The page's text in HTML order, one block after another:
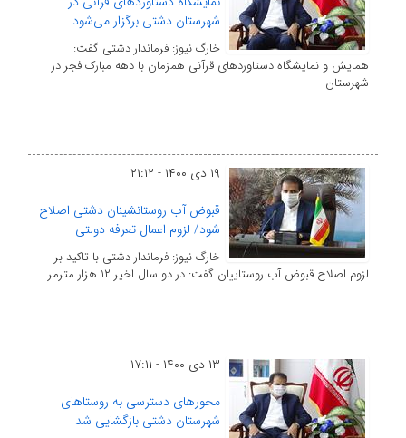
شهرستان دشتی برگزار می‌شود
خارگ نیوز: فرماندار دشتی گفت:
همایش و نمایشگاه دستاوردهای قرآنی همزمان با دهه مبارک فجر در
شهرستان
۱۹ دی ۱۴۰۰ - ۲۱:۱۲
قبوض آب روستانشینان دشتی اصلاح
شود/ لزوم اعمال تعرفه دولتی
خارگ نیوز: فرماندار دشتی با تاکید بر
لزوم اصلاح قبوض آب روستاییان گفت: در دو سال اخیر ۱۲ هزار مترمر
۱۳ دی ۱۴۰۰ - ۱۷:۱۱
محورهای دسترسی به روستاهای
شهرستان دشتی بازگشایی شد